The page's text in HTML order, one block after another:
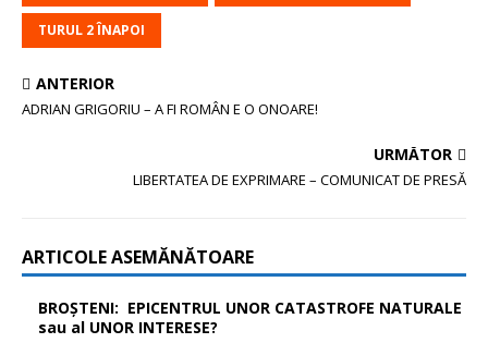
TURUL 2 ÎNAPOI
ANTERIOR
ADRIAN GRIGORIU – A FI ROMÂN E O ONOARE!
URMĂTOR
LIBERTATEA DE EXPRIMARE – COMUNICAT DE PRESĂ
ARTICOLE ASEMĂNĂTOARE
BROȘTENI: EPICENTRUL UNOR CATASTROFE NATURALE
sau al UNOR INTERESE?